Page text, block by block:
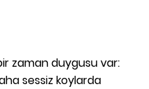
zaman duygusu var:
sessiz koylarda